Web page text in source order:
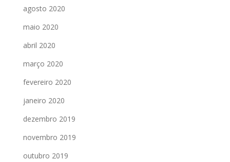
agosto 2020
maio 2020
abril 2020
março 2020
fevereiro 2020
janeiro 2020
dezembro 2019
novembro 2019
outubro 2019